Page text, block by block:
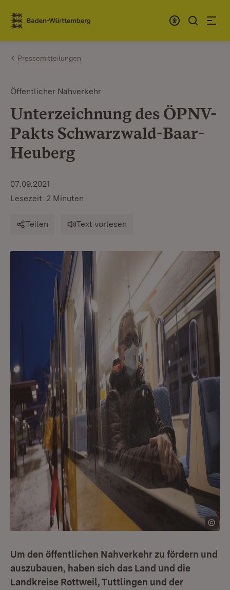
Zum Inhalt springen
Link zur Startseite
Pressemitteilungen
Öffentlicher Nahverkehr
Unterzeichnung des ÖPNV-
Pakts Schwarzwald-Baar-
Heuberg
07.09.2021
Lesezeit: 2 Minuten
Teilen Text vorlesen
Um den öffentlichen Nahverkehr zu fördern und
auszubauen, haben sich das Land und die
Landkreise Rottweil, Tuttlingen und der